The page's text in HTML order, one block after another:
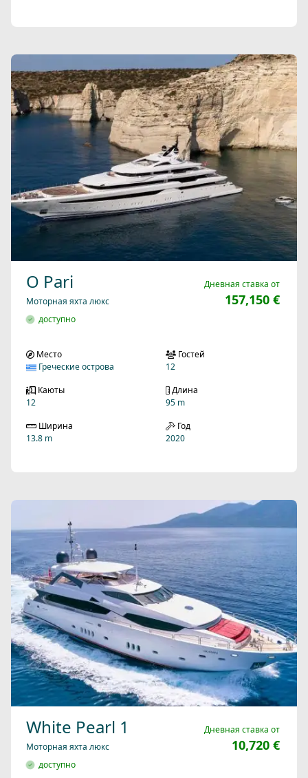
O Pari
Моторная яхта люкс
доступно
Дневная ставка от
157,150 €
Место
Греческие острова
Гостей
12
Каюты
12
Длина
95 m
Ширина
13.8 m
Год
2020
White Pearl 1
Моторная яхта люкс
доступно
Дневная ставка от
10,720 €